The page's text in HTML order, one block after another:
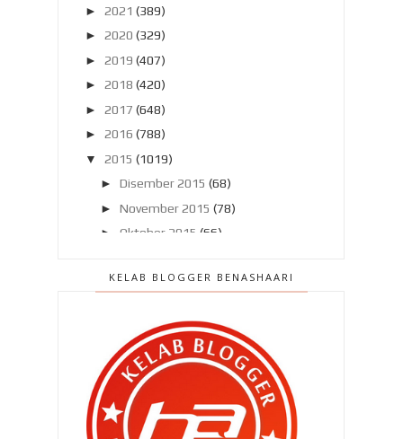
► 2021 (389)
► 2020 (329)
► 2019 (407)
► 2018 (420)
► 2017 (648)
► 2016 (788)
▼
2015 (1019)
► Disember 2015 (68)
► November 2015 (78)
► Oktober 2015 (66)
►Ogos 2015(63)
Jun 2015(89)
►Mei 2015 (105)
►
April 2015
►
Mac 2015
(104)
Februari 2015(104)
KELAB BLOGGER BENASHAARI